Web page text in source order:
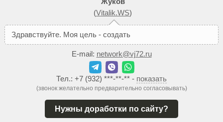
(Vitalik.WS)
Здравствуйте. Моя цель - создать
E-mail: network@vj72.ru
Тел.: +7 (932) ***-**-** - показать
(звонок желательно предварительно согласовывать)
Нужны доработки по сайту?